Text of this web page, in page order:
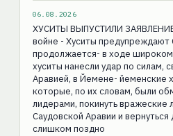
06.08.2026
ХУСИТЫ ВЫПУСТИЛИ
войне - Хуситы
продолжается- в ходе
хуситы нанесли удар по силам,
Аравией, в Йемене- йеменские
которые, по их словам, были
лидерами, покинуть вражеские
Саудовской Аравии и
слишком поздно